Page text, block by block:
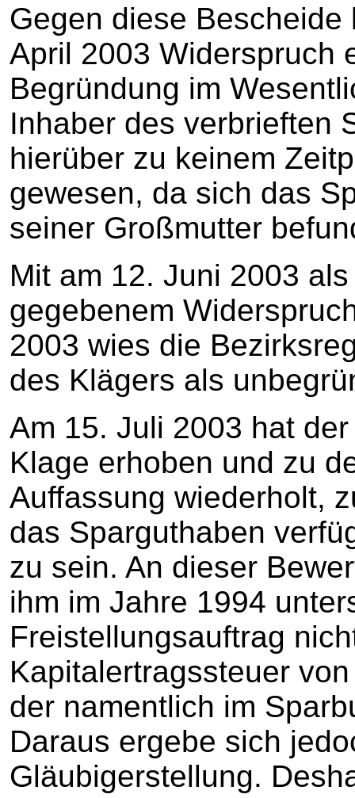
Gegen diese
April 2003 Widerspruch
Begründung im
Inhaber des verbrieften
hierüber zu keinem
gewesen, da sich das
seiner Großmutter
Mit am 12. Juni 2003
gegebenem
2003 wies die
des Klägers als
Am 15. Juli 2003 hat
Klage erhoben und zu
Auffassung wiederholt,
das Sparguthaben
zu sein. An dieser
ihm im Jahre 1994
Freistellungsauftrag
Kapitalertragssteuer
der namentlich im
Daraus ergebe sich
Gläubigerstellung.